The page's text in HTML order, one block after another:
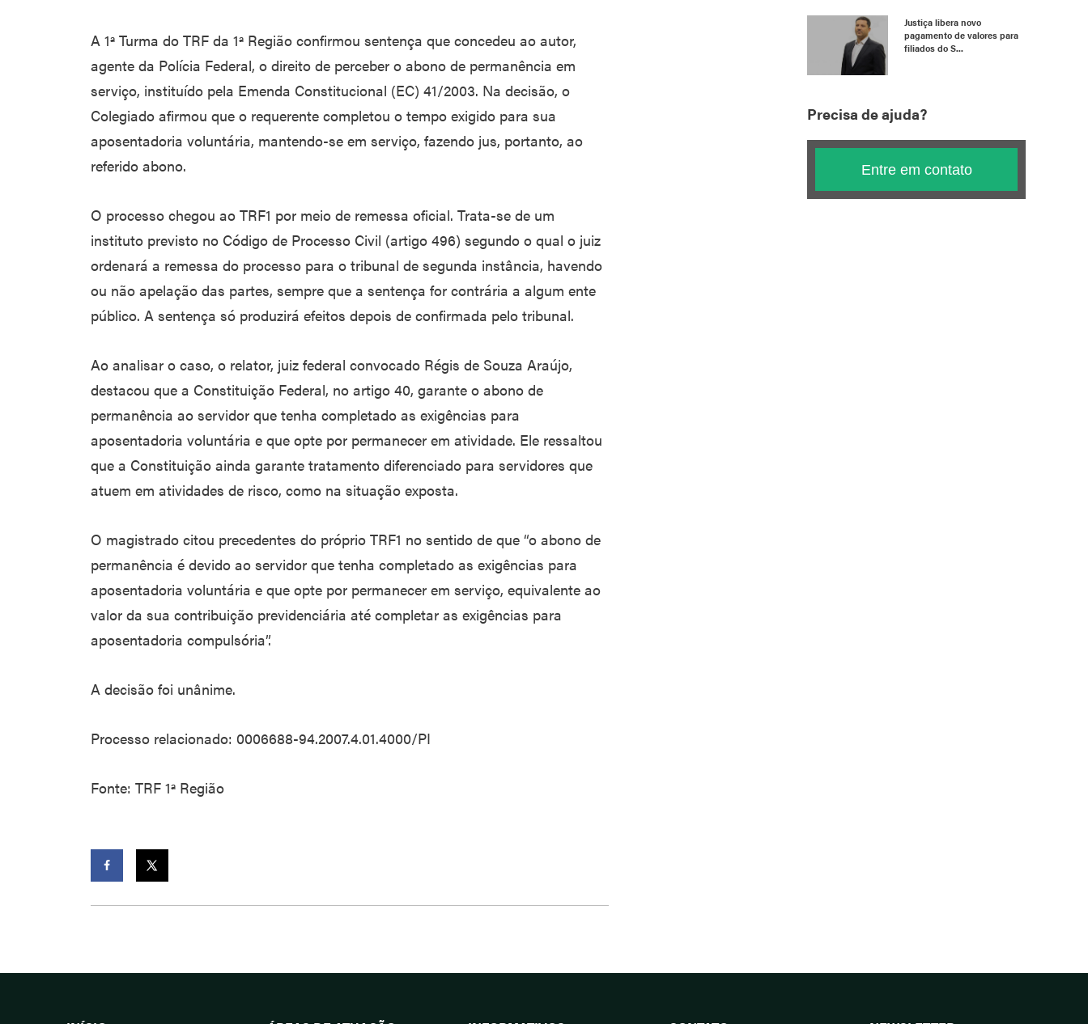
A 1ª Turma do TRF da 1ª Região confirmou sentença que concedeu ao autor,
agente da Polícia Federal, o direito de perceber o abono de permanência em
serviço, instituído pela Emenda Constitucional (EC) 41/2003. Na decisão, o
Colegiado afirmou que o requerente completou o tempo exigido para sua
aposentadoria voluntária, mantendo-se em serviço, fazendo jus, portanto, ao
referido abono.
O processo chegou ao TRF1 por meio de remessa oficial. Trata-se de um
instituto previsto no Código de Processo Civil (artigo 496) segundo o qual o juiz
ordenará a remessa do processo para o tribunal de segunda instância, havendo
ou não apelação das partes, sempre que a sentença for contrária a algum ente
público. A sentença só produzirá efeitos depois de confirmada pelo tribunal.
Ao analisar o caso, o relator, juiz federal convocado Régis de Souza Araújo,
destacou que a Constituição Federal, no artigo 40, garante o abono de
permanência ao servidor que tenha completado as exigências para
aposentadoria voluntária e que opte por permanecer em atividade. Ele ressaltou
que a Constituição ainda garante tratamento diferenciado para servidores que
atuem em atividades de risco, como na situação exposta.
O magistrado citou precedentes do próprio TRF1 no sentido de que “o abono de
permanência é devido ao servidor que tenha completado as exigências para
aposentadoria voluntária e que opte por permanecer em serviço, equivalente ao
valor da sua contribuição previdenciária até completar as exigências para
aposentadoria compulsória”.
A decisão foi unânime.
Processo relacionado: 0006688-94.2007.4.01.4000/PI
Fonte: TRF 1ª Região
Justiça libera novo
pagamento de valores para
filiados do S...
Precisa de ajuda?
Entre em contato